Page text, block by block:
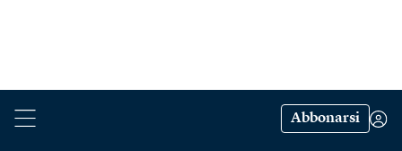
Abbonarsi